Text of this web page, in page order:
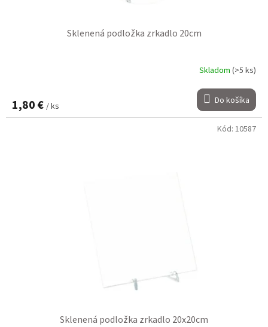
Sklenená podložka zrkadlo 20cm
Skladom (>5 ks)
1,80 € / ks Do košíka
Sklenená podložka zrkadlo 20x20cm
Kód: 10587